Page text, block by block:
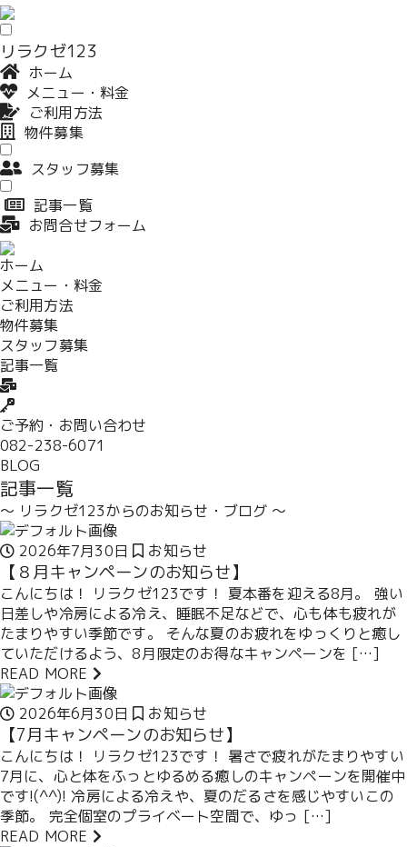
リラクゼ123
ホーム
メニュー・料金
ご利用方法
物件募集
スタッフ募集
記事一覧
お問合せフォーム
ホーム
メニュー・料金
ご利用方法
物件募集
スタッフ募集
記事一覧
ご予約・お問い合わせ
082-238-6071
BLOG
記事一覧
～ リラクゼ123からのお知らせ・ブログ ～
2026年7月30日
お知らせ
【８月キャンペーンのお知らせ】
こんにちは！ リラクゼ123です！ 夏本番を迎える8月。 強い
日差しや冷房による冷え、睡眠不足などで、心も体も疲れが
たまりやすい季節です。 そんな夏のお疲れをゆっくりと癒し
ていただけるよう、8月限定のお得なキャンペーンを […]
READ MORE
2026年6月30日
お知らせ
【7月キャンペーンのお知らせ】
こんにちは！ リラクゼ123です！ 暑さで疲れがたまりやすい
7月に、心と体をふっとゆるめる癒しのキャンペーンを開催中
です!(^^)! 冷房による冷えや、夏のだるさを感じやすいこの
季節。 完全個室のプライベート空間で、ゆっ […]
READ MORE